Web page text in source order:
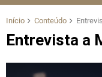
Início Conteúdo
Entrevista a